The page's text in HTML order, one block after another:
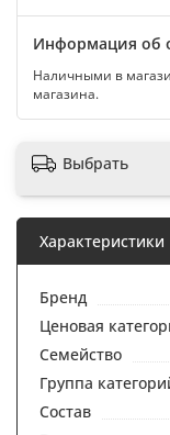
Информация об
Наличными в
магазина.
Выбрать
Характеристики
Бренд
Ценовая
Семейство
Группа
Состав